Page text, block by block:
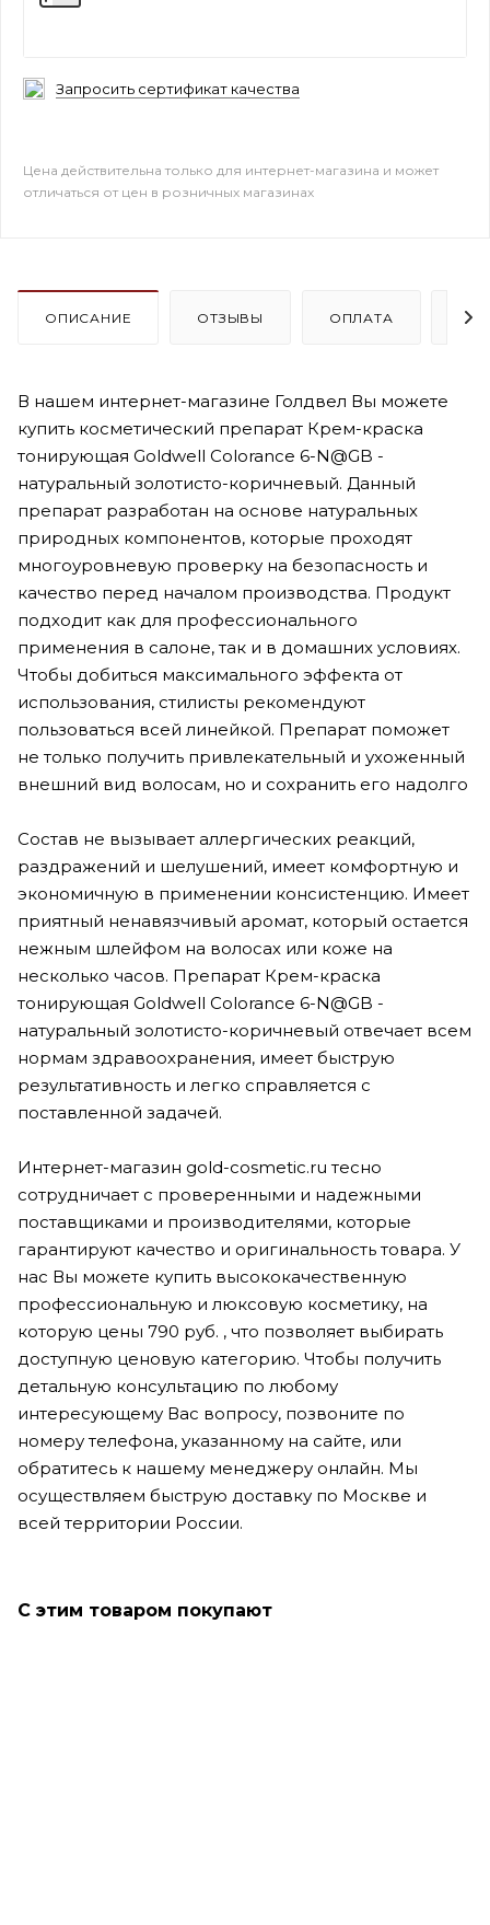
Запросить сертификат качества
Цена действительна только для интернет-магазина и может
отличаться от цен в розничных магазинах
ОПИСАНИЕ ОТЗЫВЫ ОПЛАТА
В нашем интернет-магазине Голдвел Вы можете
купить косметический препарат Крем-краска
тонирующая Goldwell Colorance 6-N@GB -
натуральный золотисто-коричневый. Данный
препарат разработан на основе натуральных
природных компонентов, которые проходят
многоуровневую проверку на безопасность и
качество перед началом производства. Продукт
подходит как для профессионального
применения в салоне, так и в домашних условиях.
Чтобы добиться максимального эффекта от
использования, стилисты рекомендуют
пользоваться всей линейкой. Препарат поможет
не только получить привлекательный и ухоженный
внешний вид волосам, но и сохранить его надолго
Состав не вызывает аллергических реакций,
раздражений и шелушений, имеет комфортную и
экономичную в применении консистенцию. Имеет
приятный ненавязчивый аромат, который остается
нежным шлейфом на волосах или коже на
несколько часов. Препарат Крем-краска
тонирующая Goldwell Colorance 6-N@GB -
натуральный золотисто-коричневый отвечает всем
нормам здравоохранения, имеет быструю
результативность и легко справляется с
поставленной задачей.
Интернет-магазин gold-cosmetic.ru тесно
сотрудничает с проверенными и надежными
поставщиками и производителями, которые
гарантируют качество и оригинальность товара. У
нас Вы можете купить высококачественную
профессиональную и люксовую косметику, на
которую цены 790 руб. , что позволяет выбирать
доступную ценовую категорию. Чтобы получить
детальную консультацию по любому
интересующему Вас вопросу, позвоните по
номеру телефона, указанному на сайте, или
обратитесь к нашему менеджеру онлайн. Мы
осуществляем быструю доставку по Москве и
всей территории России.
С этим товаром покупают